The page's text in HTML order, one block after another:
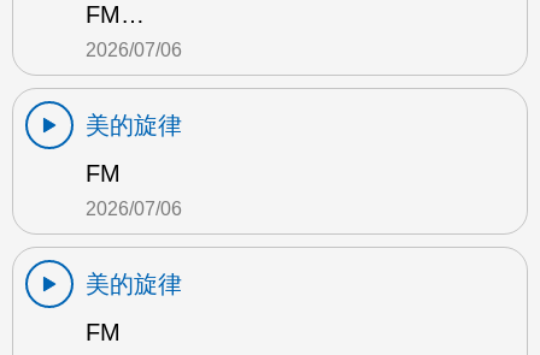
FM…
2026/07/06
美的旋律
FM
2026/07/06
美的旋律
FM